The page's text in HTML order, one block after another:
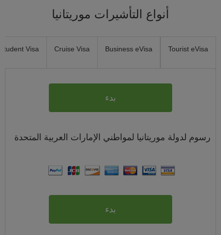
أنواع التأشيرات موريتانيا
Tourist eVisa
Business eVisa
Cruise Visa
Student Visa
بدء
رسوم لدولة موريتانيا لمواطني الإمارات العربية المتحدة
بدء